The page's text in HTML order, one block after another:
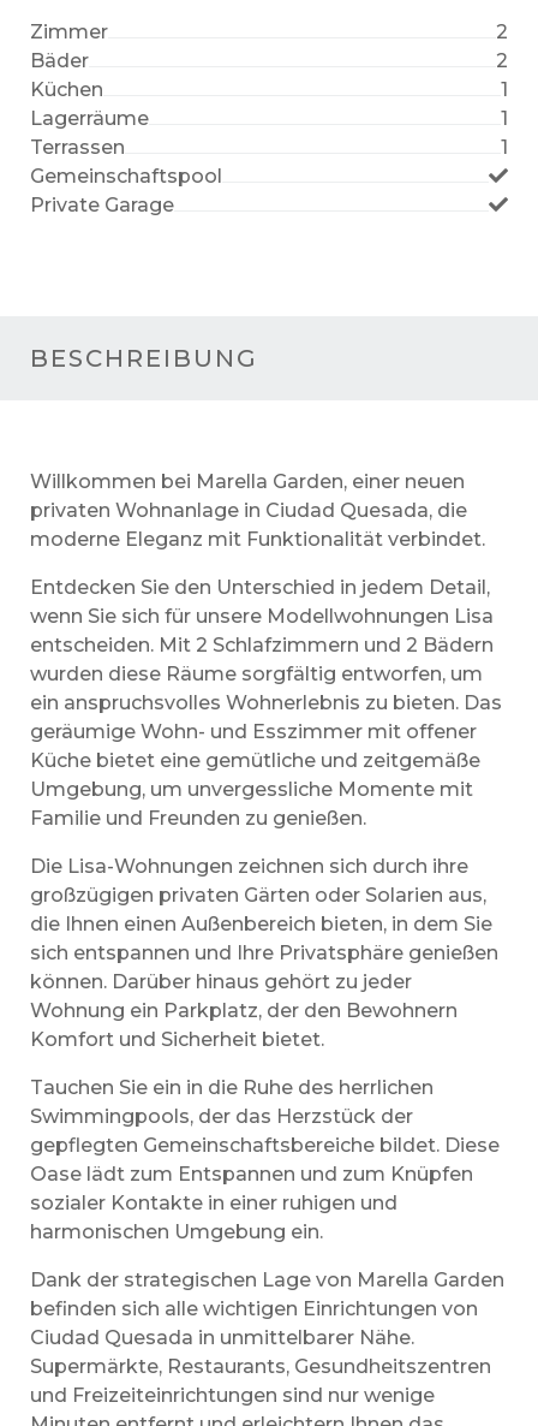
Zimmer
2
Bäder
2
Küchen
1
Lagerräume
1
Terrassen
1
Gemeinschaftspool
Private Garage
BESCHREIBUNG
Willkommen bei Marella Garden, einer neuen
privaten Wohnanlage in Ciudad Quesada, die
moderne Eleganz mit Funktionalität verbindet.
Entdecken Sie den Unterschied in jedem Detail,
wenn Sie sich für unsere Modellwohnungen Lisa
entscheiden. Mit 2 Schlafzimmern und 2 Bädern
wurden diese Räume sorgfältig entworfen, um
ein anspruchsvolles Wohnerlebnis zu bieten. Das
geräumige Wohn- und Esszimmer mit offener
Küche bietet eine gemütliche und zeitgemäße
Umgebung, um unvergessliche Momente mit
Familie und Freunden zu genießen.
Die Lisa-Wohnungen zeichnen sich durch ihre
großzügigen privaten Gärten oder Solarien aus,
die Ihnen einen Außenbereich bieten, in dem Sie
sich entspannen und Ihre Privatsphäre genießen
können. Darüber hinaus gehört zu jeder
Wohnung ein Parkplatz, der den Bewohnern
Komfort und Sicherheit bietet.
Tauchen Sie ein in die Ruhe des herrlichen
Swimmingpools, der das Herzstück der
gepflegten Gemeinschaftsbereiche bildet. Diese
Oase lädt zum Entspannen und zum Knüpfen
sozialer Kontakte in einer ruhigen und
harmonischen Umgebung ein.
Dank der strategischen Lage von Marella Garden
befinden sich alle wichtigen Einrichtungen von
Ciudad Quesada in unmittelbarer Nähe.
Supermärkte, Restaurants, Gesundheitszentren
und Freizeiteinrichtungen sind nur wenige